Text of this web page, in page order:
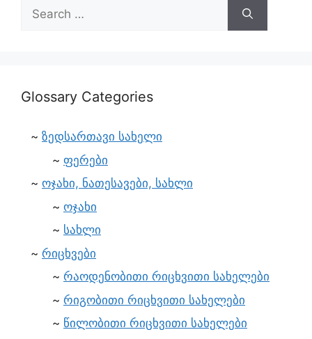
Glossary Categories
ზედსართავი სახელი
ფერები
ოჯახი, ნათესავები, სახლი
ოჯახი
სახლი
რიცხვები
რაოდენობითი რიცხვითი სახელები
რიგობითი რიცხვითი სახელები
წილობითი რიცხვითი სახელები